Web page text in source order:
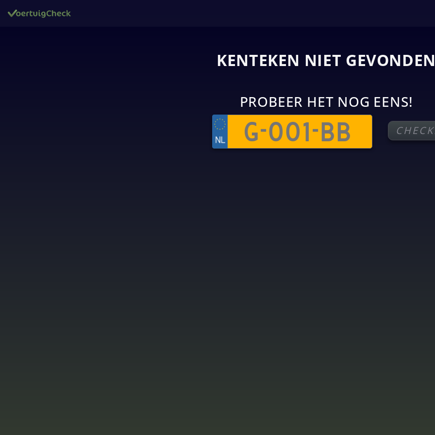
KENTEKEN NIET GEVONDEN
PROBEER HET NOG EENS!